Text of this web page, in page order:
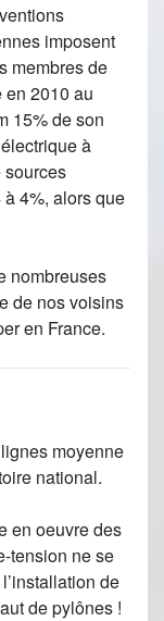
imposent
membres de
en 2010 au
15% de son
à
sources
4%, alors que
nombreuses
de nos voisins
en France.
moyenne
national.
en oeuvre des
tension ne se
de
de pylônes !